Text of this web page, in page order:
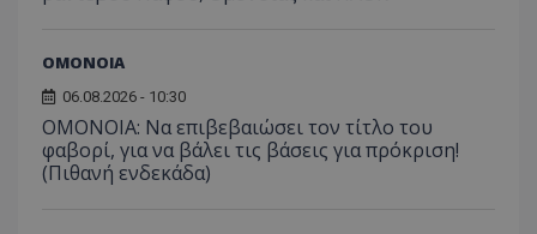
ΟΜΟΝΟΙΑ
06.08.2026 - 10:30
ΟΜΟΝΟΙΑ: Να επιβεβαιώσει τον τίτλο του
φαβορί, για να βάλει τις βάσεις για πρόκριση!
(Πιθανή ενδεκάδα)